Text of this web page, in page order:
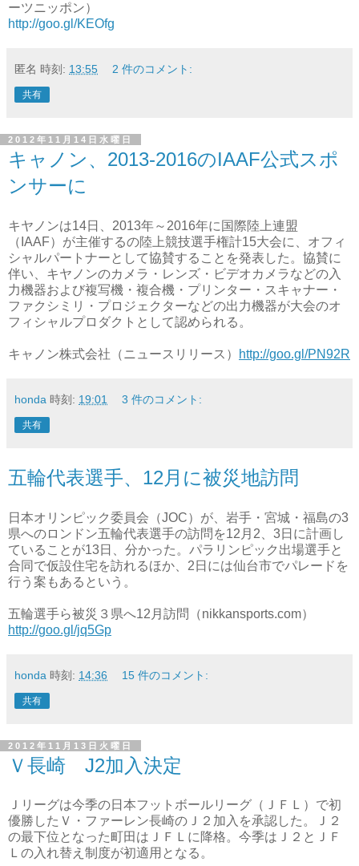
ーツニッポン）
http://goo.gl/KEOfg
匿名 時刻: 13:55 2 件のコメント:
共有
2012年11月14日水曜日
キャノン、2013-2016のIAAF公式スポ
ンサーに
キヤノンは14日、2013年～2016年に国際陸上連盟
（IAAF）が主催するの陸上競技選手権計15大会に、オフィ
シャルパートナーとして協賛することを発表した。協賛に
伴い、キヤノンのカメラ・レンズ・ビデオカメラなどの入
力機器および複写機・複合機・プリンター・スキャナー・
ファクシミリ・プロジェクターなどの出力機器が大会のオ
フィシャルプロダクトとして認められる。
キャノン株式会社（ニュースリリース） http://goo.gl/PN92R
honda 時刻: 19:01 3 件のコメント:
共有
五輪代表選手、12月に被災地訪問
日本オリンピック委員会（JOC）が、岩手・宮城・福島の3
県へのロンドン五輪代表選手の訪問を12月2、3日に計画し
ていることが13日、分かった。パラリンピック出場選手と
合同で仮設住宅を訪れるほか、2日には仙台市でパレードを
行う案もあるという。
五輪選手ら被災３県へ12月訪問（nikkansports.com）
http://goo.gl/jq5Gp
honda 時刻: 14:36 15 件のコメント:
共有
2012年11月13日火曜日
Ｖ長崎 J2加入決定
Ｊリーグは今季の日本フットボールリーグ（ＪＦＬ）で初
優勝したＶ・ファーレン長崎のＪ２加入を承認した。Ｊ２
の最下位となった町田はＪＦＬに降格。今季はＪ２とＪＦ
Ｌの入れ替え制度が初適用となる。